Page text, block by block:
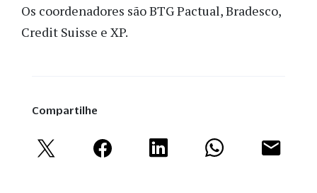
Os coordenadores são BTG Pactual, Bradesco,
Credit Suisse e XP.
Compartilhe